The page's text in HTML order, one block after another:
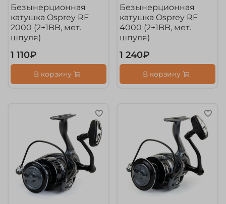
Безынерционная
катушка Osprey RF
2000 (2+1BB, мет.
шпуля)
1 110₽
В корзину
Безынерционная
катушка Osprey RF
4000 (2+1BB, мет.
шпуля)
1 240₽
В корзину